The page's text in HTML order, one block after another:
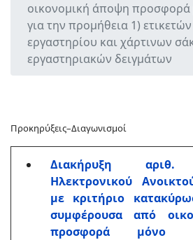
οικονομική άποψη προσφορά
για την προμήθεια 1)
εργαστηρίου και χάρτινων
εργαστηριακών δειγμάτων
Προκηρύξεις–Διαγωνισμοί
Διακήρυξη αριθ.
Ηλεκτρονικού
με κριτήριο
συμφέρουσα από
προσφορά μόνο